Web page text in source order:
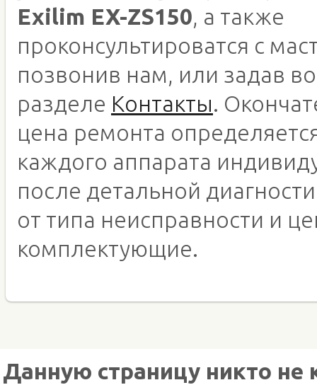
Exilim EX-ZS150, а также
проконсультироватся с
позвонив нам, или задав
разделе Контакты.
цена ремонта
каждого аппарата
после детальной
от типа неисправности и
комплектующие.
Данную страницу никто